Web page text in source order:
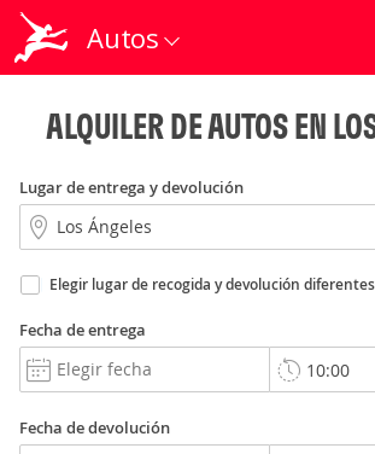
Autos
ALQUILER DE AUTOS EN
Lugar de entrega y devolución
Elegir lugar de recogida y devolución diferentes
Fecha de entrega
Fecha de devolución